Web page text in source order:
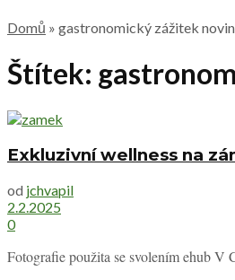
Domů » gastronomický zážitek
Štítek:
Exkluzivní wellness na
od jchvapil
2.2.2025
0
Fotografie použita se svolením ehub V